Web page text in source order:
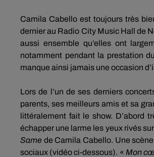
Camila Cabello est toujours très
dernier au Radio City Music Hall de
aussi ensemble qu’elles ont
notamment pendant la prestation
manque ainsi jamais une occasion
Lors de l’un de ses derniers
parents, ses meilleurs amis et sa
littéralement fait le show. D’abord
échapper une larme les yeux rivés
Same de Camila Cabello. Une
sociaux (vidéo ci-dessous). « Mon